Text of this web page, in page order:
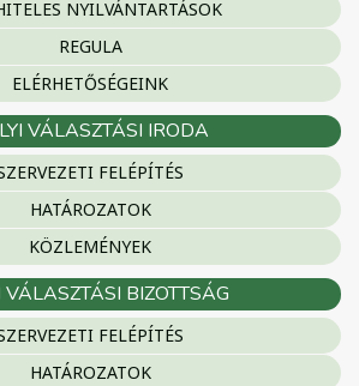
NYILVÁNTARTÁSOK
REGULA
ELÉRHETŐSÉGEINK
VÁLASZTÁSI IRODA
FELÉPÍTÉS
HATÁROZATOK
KÖZLEMÉNYEK
VÁLASZTÁSI BIZOTTSÁG
FELÉPÍTÉS
HATÁROZATOK